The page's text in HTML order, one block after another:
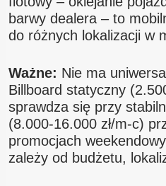
barwy dealera – to
do różnych lokalizacji w
Ważne: Nie ma
Billboard statyczny
sprawdza się przy
(8.000-16.000 zł/m-c)
promocjach
zależy od budżetu,